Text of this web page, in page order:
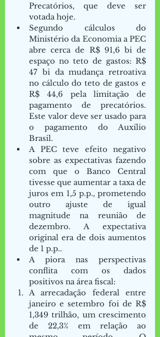
Precatórios, que deve ser
votada hoje.
Segundo cálculos do
Ministério da Economia a PEC
abre cerca de R$ 91,6 bi de
espaço no teto de gastos: R$
47 bi da mudança retroativa
no cálculo do teto de gastos e
R$ 44,6 pela limitação de
pagamento de precatórios.
Este valor deve ser usado para
o pagamento do Auxílio
Brasil.
A PEC teve efeito negativo
sobre as expectativas fazendo
com que o Banco Central
tivesse que aumentar a taxa de
juros em 1,5 p.p., prometendo
outro ajuste de igual
magnitude na reunião de
dezembro. A expectativa
original era de dois aumentos
de 1 p.p..
A piora nas perspectivas
conflita com os dados
positivos na área fiscal:
A arrecadação federal entre
janeiro e setembro foi de R$
1,349 trilhão, um crescimento
de 22,3% em relação ao